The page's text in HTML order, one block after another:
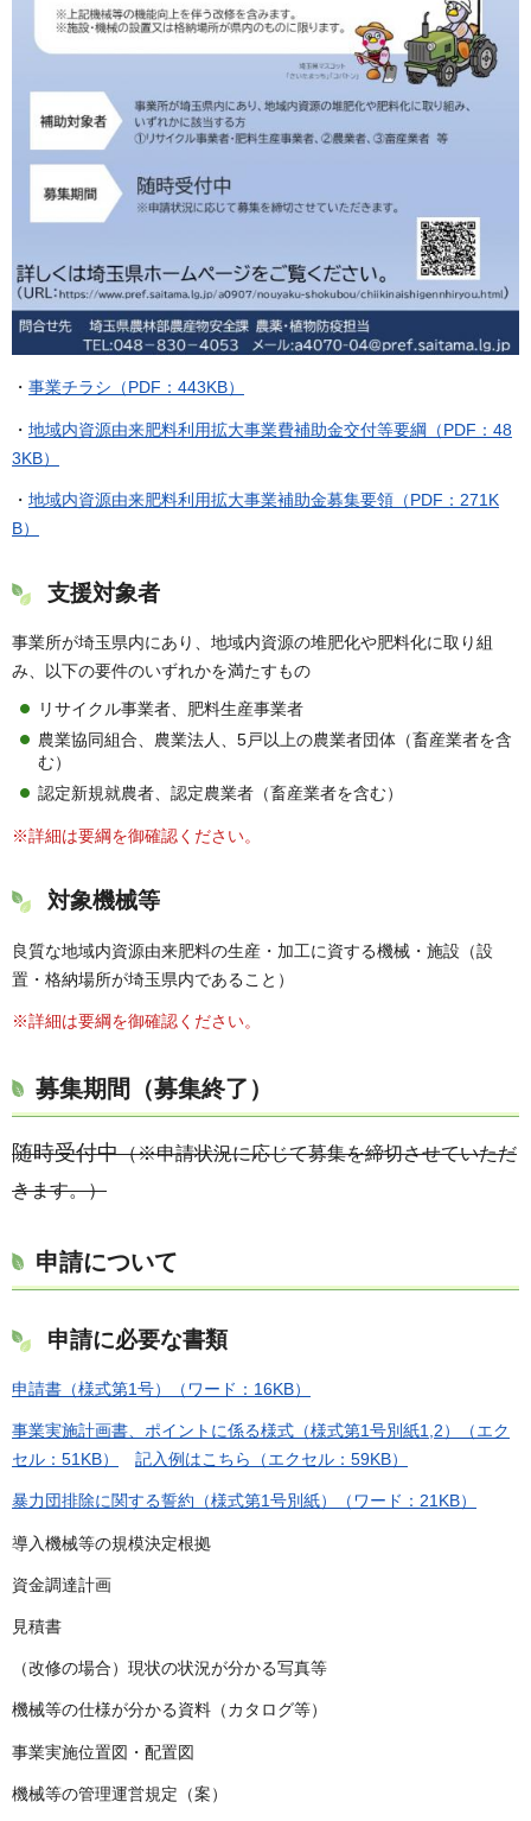
・ 事業チラシ（PDF：443KB）
・ 地域内資源由来肥料利用拡大事業費補助金交付等要綱（PDF：48
3KB）
・ 地域内資源由来肥料利用拡大事業補助金募集要領（PDF：271K
B）
支援対象者
事業所が埼玉県内にあり、地域内資源の堆肥化や肥料化に取り組
み、以下の要件のいずれかを満たすもの
リサイクル事業者、肥料生産事業者
農業協同組合、農業法人、5戸以上の農業者団体（畜産業者を含
む）
認定新規就農者、認定農業者（畜産業者を含む）
※詳細は要綱を御確認ください。
対象機械等
良質な地域内資源由来肥料の生産・加工に資する機械・施設（設
置・格納場所が埼玉県内であること）
※詳細は要綱を御確認ください。
募集期間（募集終了）
随時受付中（※申請状況に応じて募集を締切させていただ
きます。）
申請について
申請に必要な書類
申請書（様式第1号）（ワード：16KB）
事業実施計画書、ポイントに係る様式（様式第1号別紙1,2）（エク
セル：51KB）
記入例はこちら（エクセル：59KB）
暴力団排除に関する誓約（様式第1号別紙）（ワード：21KB）
導入機械等の規模決定根拠
資金調達計画
見積書
（改修の場合）現状の状況が分かる写真等
機械等の仕様が分かる資料（カタログ等）
事業実施位置図・配置図
機械等の管理運営規定（案）